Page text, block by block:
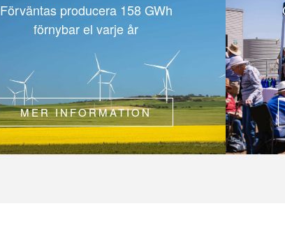
Förväntas producera158 GWh
förnybar el varje år
MER INFORMATION